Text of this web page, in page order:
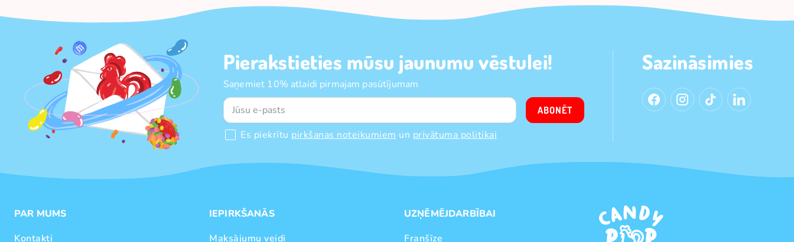
Pierakstieties mūsu jaunumu vēstulei!
Saņemiet 10% atlaidi pirmajam pasūtījumam
Es piekrītu pirkšanas noteikumiem un privātuma politikai
ABONĒT
Sazināsimies
PAR MUMS
Kontakti
IEPIRKŠANĀS
Maksājumu veidi
UZŅĒMĒJDARBĪBAI
Franšīze